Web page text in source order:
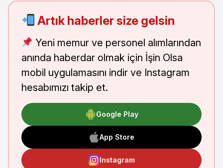
Artık haberler size gelsin
Yeni memur ve personel alımlarından
anında haberdar olmak için İşin Olsa
mobil uygulamasını indir ve Instagram
hesabımızı takip et.
Google Play
App Store
Instagram